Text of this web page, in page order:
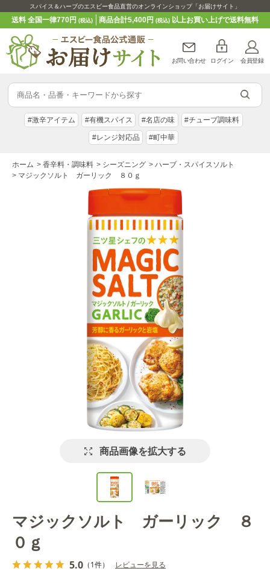
スパイス＆ハーブのエスビー食品直営のオンラインショップ「お届けサイト」
送料 全国一律770円(税込) 商品合計5,400円 (税込)以上お買い上げで送料無料
お問い合わせ ログイン 会員登録
#激辛アイテム #有機スパイス #名店の味 #チューブ調味料
#レンジ対応品 #町中華
ホーム > 香辛料・調味料 > シーズニング > ハーブ・スパイスソルト
> マジックソルト ガーリック ８０ｇ
商品画像を拡大する
マジックソルト ガーリック ８
０ｇ
5.0 （1件） レビューを見る